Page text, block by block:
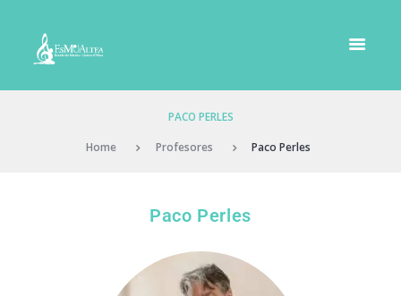
PACO PERLES
Home Profesores Paco Perles
Paco Perles